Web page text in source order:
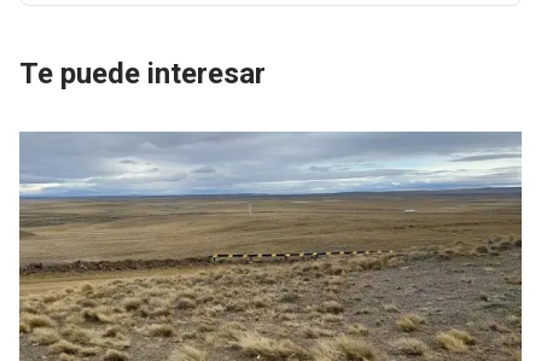
Te puede interesar